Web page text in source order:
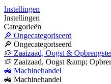
Instellingen
Instellingen
Categorieën
🔎 Ongecategoriseerd
🔎 Ongecategoriseerd
🥔 Zaaizaad, Oogst &
🥔 Zaaizaad, Oogst &amp;
🚜 Machinehandel
🚜 Machinehandel